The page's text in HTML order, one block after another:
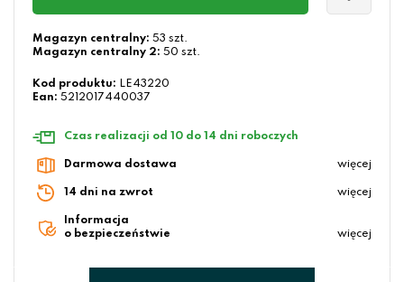
Magazyn centralny: 53 szt.
Magazyn centralny 2: 50 szt.
Kod produktu: LE43220
Ean: 5212017440037
Czas realizacji od 10 do 14 dni roboczych
Darmowa dostawa więcej
14 dni na zwrot więcej
Informacja
o bezpieczeństwie
więcej